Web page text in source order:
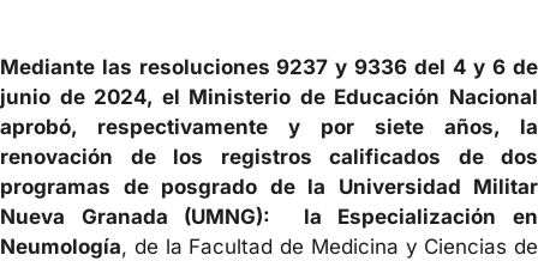
Mediante las resoluciones 9237 y 9336 del 4 y 6 de
junio de 2024, el Ministerio de Educación Nacional
aprobó, respectivamente y por siete años, la
renovación de los registros calificados de dos
programas de posgrado de la Universidad Militar
Nueva Granada (UMNG): la Especialización en
Neumología, de la Facultad de Medicina y Ciencias de